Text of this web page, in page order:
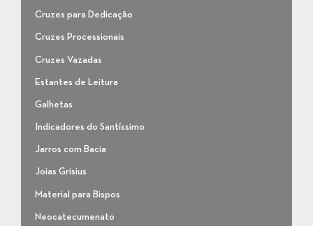
Cruzes para Dedicação
Cruzes Processionais
Cruzes Vazadas
Estantes de Leitura
Galhetas
Indicadores do Santíssimo
Jarros com Bacia
Joias Grisius
Material para Bispos
Neocatecumenato